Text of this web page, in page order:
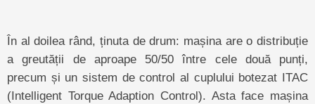
În al doilea rând, ținuta de drum: mașina are o distribuție
a greutății de aproape 50/50 între cele două punți,
precum și un sistem de control al cuplului botezat ITAC
(Intelligent Torque Adaption Control). Asta face mașina